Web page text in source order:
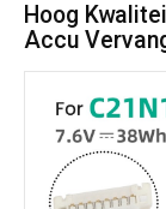
Hoog
Accu